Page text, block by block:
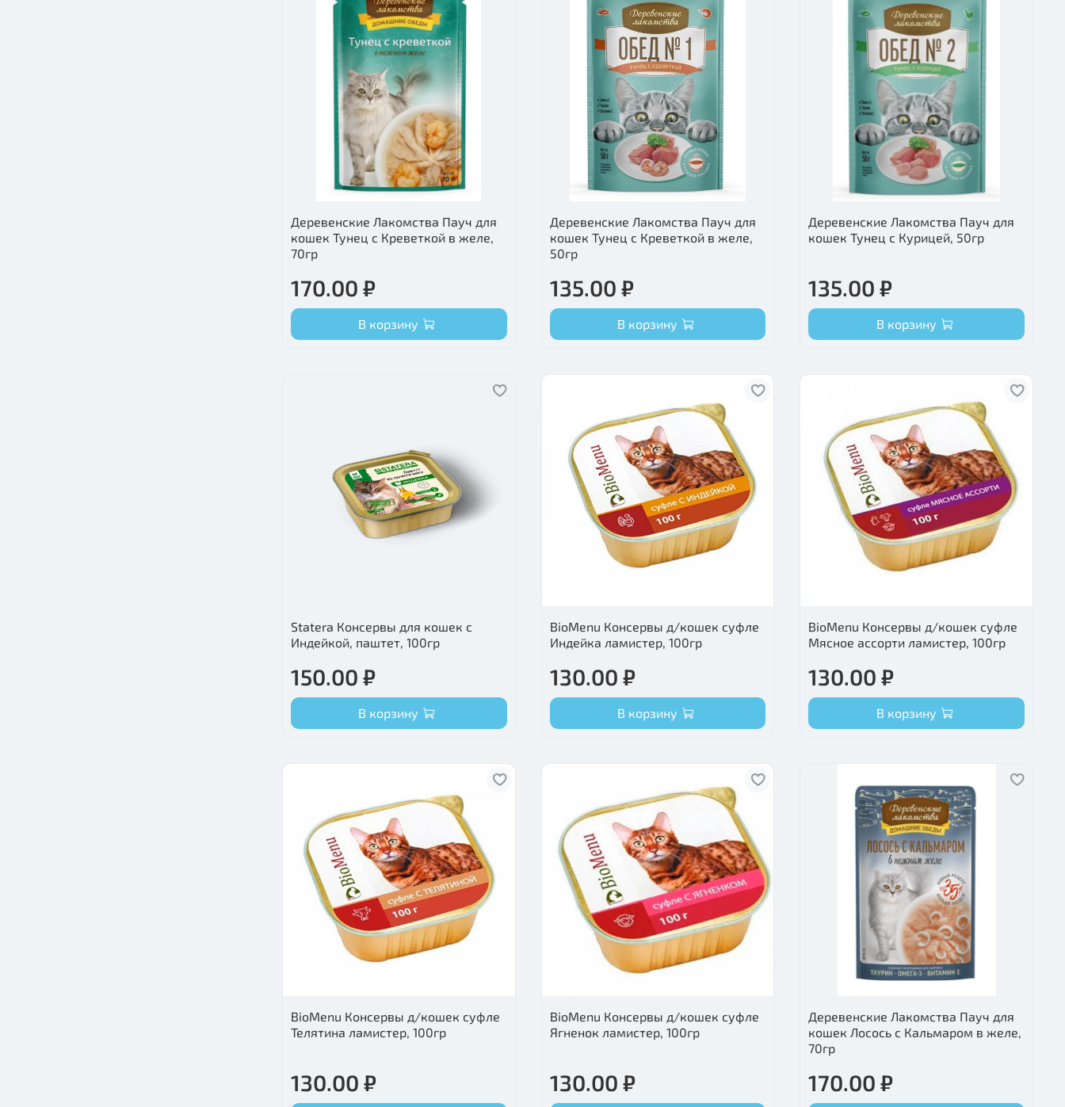
Деревенские Лакомства Пауч для
кошек Тунец с Креветкой в желе,
70гр
170.00 ₽
В корзину
Деревенские Лакомства Пауч для
кошек Тунец с Креветкой в желе,
50гр
135.00 ₽
В корзину
Деревенские Лакомства Пауч для
кошек Тунец с Курицей, 50гр
135.00 ₽
В корзину
Statera Консервы для кошек с
Индейкой, паштет, 100гр
150.00 ₽
В корзину
BioMenu Консервы д/кошек суфле
Индейка ламистер, 100гр
130.00 ₽
В корзину
BioMenu Консервы д/кошек суфле
Мясное ассорти ламистер, 100гр
130.00 ₽
В корзину
BioMenu Консервы д/кошек суфле
Телятина ламистер, 100гр
130.00 ₽
BioMenu Консервы д/кошек суфле
Ягненок ламистер, 100гр
130.00 ₽
Деревенские Лакомства Пауч для
кошек Лосось с Кальмаром в желе,
70гр
170.00 ₽